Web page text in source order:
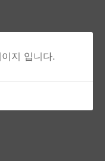
지 입니다.